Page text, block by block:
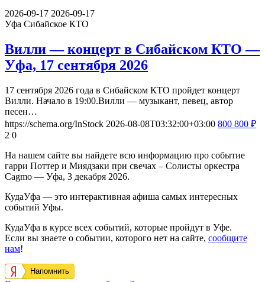
2026-09-17 2026-09-17
Уфа Сибайское КТО
Вилли — концерт в Сибайском КТО —
Уфа, 17 сентября 2026
17 сентября 2026 года в Сибайском КТО пройдет концерт
Вилли. Начало в 19:00.Вилли — музыкант, певец, автор
песен…
https://schema.org/InStock 2026-08-08T03:32:00+03:00 800 800 ₽
2 0
На нашем сайте вы найдете всю информацию про событие
гарри Поттер и Миядзаки при свечах – Солисты оркестра
Cagmo — Уфа, 3 декабря 2026.
КудаУфа — это интерактивная афиша самых интересных
событий Уфы.
КудаУфа в курсе всех событий, которые пройдут в Уфе.
Если вы знаете о событии, которого нет на сайте, сообщите
нам!
Напомнить